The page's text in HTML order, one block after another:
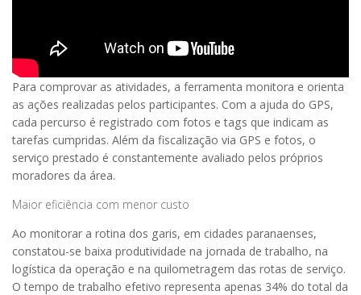
Para comprovar as atividades, a ferramenta monitora e orienta
as ações realizadas pelos participantes. Com a ajuda do GPS,
cada percurso é registrado com fotos e tags que indicam as
tarefas cumpridas. Além da fiscalização via GPS e fotos, o
serviço prestado é constantemente avaliado pelos próprios
moradores da área.
Maior eficiência com menor custo
Ao monitorar a rotina dos garis, em cidades paranaenses,
constatou-se baixa produtividade na jornada de trabalho, na
logística da operação e na quilometragem das rotas de serviço.
O tempo de trabalho efetivo representa apenas 34% do total da